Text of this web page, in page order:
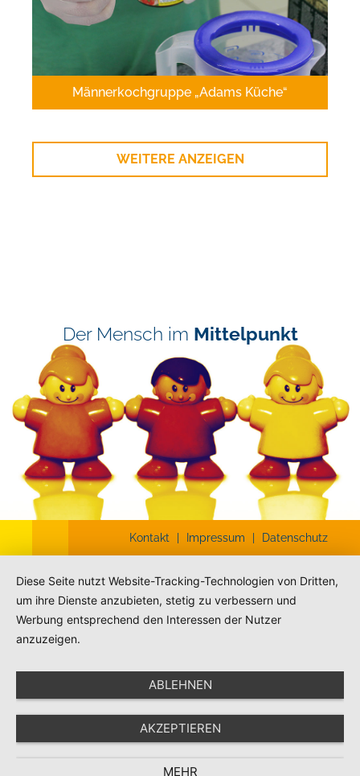
Männerkochgruppe „Adams Küche“
WEITERE ANZEIGEN
Der Mensch im Mittelpunkt
Kontakt Impressum Datenschutz
Diese Seite nutzt Website-Tracking-Technologien von Dritten,
um ihre Dienste anzubieten, stetig zu verbessern und
Werbung entsprechend den Interessen der Nutzer
anzuzeigen.
ABLEHNEN
AKZEPTIEREN
MEHR